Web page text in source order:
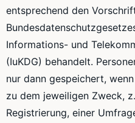
entsprechend den
Informations- und
(IuKDG) behandelt.
nur dann gespeichert,
zu dem jeweiligen Zweck,
Registrierung, einer